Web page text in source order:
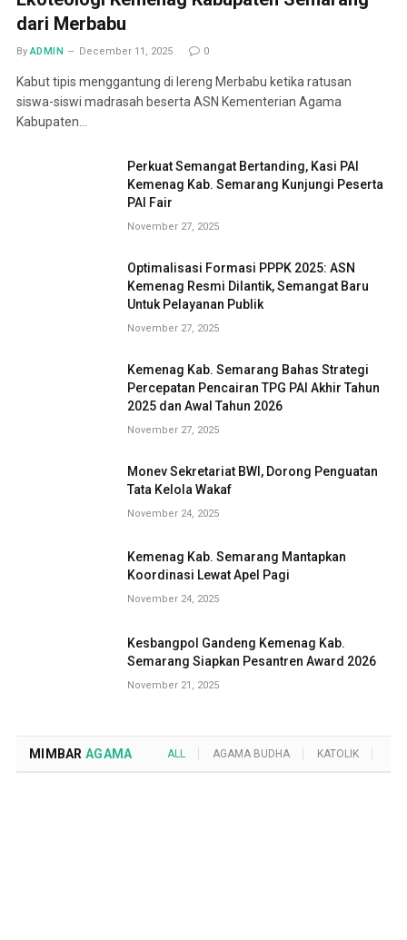
dari Merbabu
By ADMIN December 11, 2025 0
Kabut tipis menggantung di lereng Merbabu ketika ratusan
siswa-siswi madrasah beserta ASN Kementerian Agama
Kabupaten…
Perkuat Semangat Bertanding, Kasi PAI
Kemenag Kab. Semarang Kunjungi Peserta
PAI Fair
November 27, 2025
Optimalisasi Formasi PPPK 2025: ASN
Kemenag Resmi Dilantik, Semangat Baru
Untuk Pelayanan Publik
November 27, 2025
Kemenag Kab. Semarang Bahas Strategi
Percepatan Pencairan TPG PAI Akhir Tahun
2025 dan Awal Tahun 2026
November 27, 2025
Monev Sekretariat BWI, Dorong Penguatan
Tata Kelola Wakaf
November 24, 2025
Kemenag Kab. Semarang Mantapkan
Koordinasi Lewat Apel Pagi
November 24, 2025
Kesbangpol Gandeng Kemenag Kab.
Semarang Siapkan Pesantren Award 2026
November 21, 2025
MIMBAR AGAMA ALL AGAMA BUDHA KATOLIK